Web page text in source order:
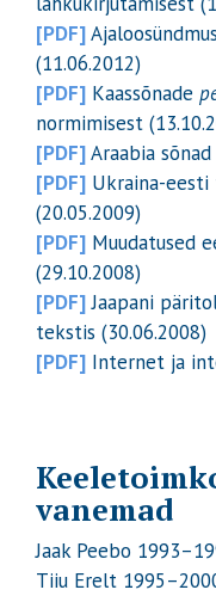
[PDF]
(11.06.2012)
[PDF] Kaassõnade
normimisest
[PDF]Araabia
[PDF] Ukraina-
(20.05.2009)
[PDF] Muudatused
(29.10.2008)
[PDF]Jaapani
tekstis (30.06.2008)
[PDF] Internet ja
vanemad
Jaak Peebo
Tiiu Erelt